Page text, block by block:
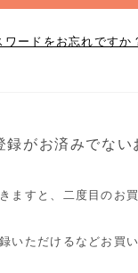
ワードをお忘れですか
録がお済みでない
ますと、二度目のお
いただけるなどお買